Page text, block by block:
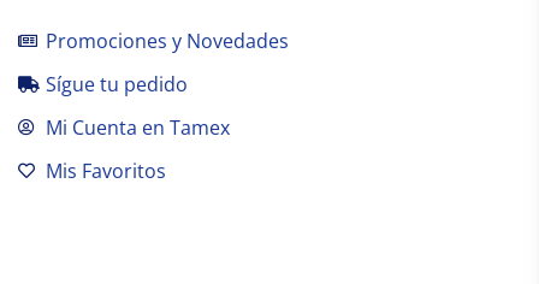
Promociones y Novedades
Sígue tu pedido
Mi Cuenta en Tamex
Mis Favoritos